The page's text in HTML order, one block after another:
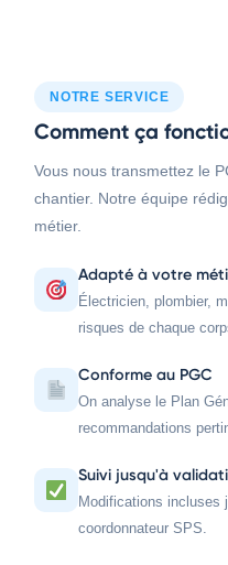
NOTRE SERVICE
Comment ça
Vous nous transmettez le
chantier. Notre équipe
métier.
Adapté à votre
Électricien, plombier,
risques de chaque
Conforme au PGC
On analyse le Plan
recommandations
Suivi jusqu'à
Modifications incluses
coordonnateur SPS.